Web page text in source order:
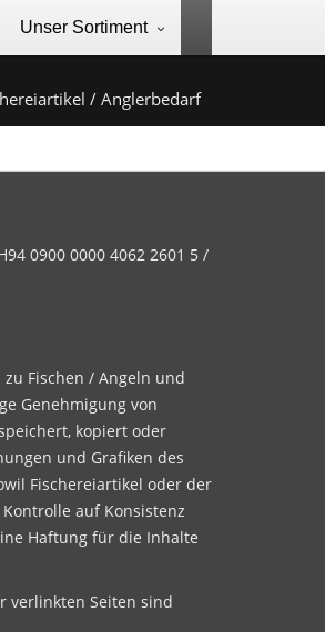
Unser Sortiment
/ Anglerbedarf
0900 0000 4062 2601 5 /
Fischen / Angeln und
Genehmigung von
kopiert oder
und Grafiken des
Fischereiartikel oder der
auf Konsistenz
Haftung für die Inhalte
verlinkten Seiten sind